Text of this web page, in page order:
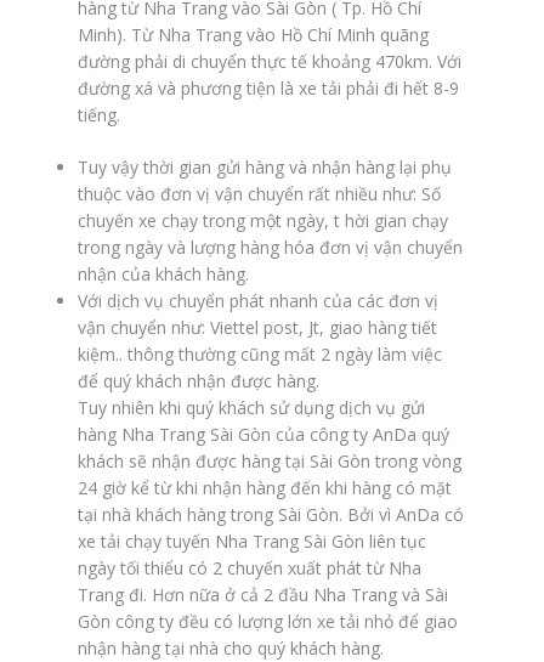
hàng từ Nha Trang vào Sài Gòn ( Tp. Hồ Chí
Minh). Từ Nha Trang vào Hồ Chí Minh quãng
đường phải di chuyển thực tế khoảng 470km. Với
đường xá và phương tiện là xe tải phải đi hết 8-9
tiếng.
Tuy vậy thời gian gửi hàng và nhận hàng lại phụ
thuộc vào đơn vị vận chuyển rất nhiều như: Số
chuyến xe chạy trong một ngày, t hời gian chạy
trong ngày và lượng hàng hóa đơn vị vận chuyển
nhận của khách hàng.
Với dịch vụ chuyển phát nhanh của các đơn vị
vận chuyển như: Viettel post, Jt, giao hàng tiết
kiệm.. thông thường cũng mất 2 ngày làm việc
để quý khách nhận được hàng.
Tuy nhiên khi quý khách sử dụng dịch vụ gửi
hàng Nha Trang Sài Gòn của công ty AnDa quý
khách sẽ nhận được hàng tại Sài Gòn trong vòng
24 giờ kể từ khi nhận hàng đến khi hàng có mặt
tại nhà khách hàng trong Sài Gòn. Bởi vì AnDa có
xe tải chạy tuyến Nha Trang Sài Gòn liên tục
ngày tối thiểu có 2 chuyến xuất phát từ Nha
Trang đi. Hơn nữa ở cả 2 đầu Nha Trang và Sài
Gòn công ty đều có lượng lớn xe tải nhỏ để giao
nhận hàng tại nhà cho quý khách hàng.